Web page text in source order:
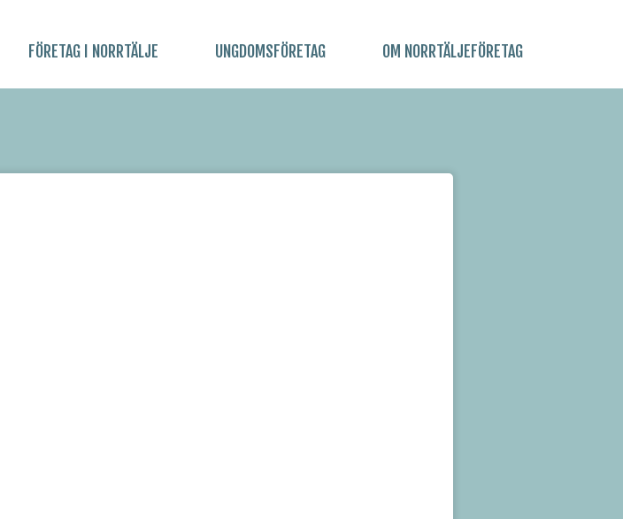
FÖRETAG I NORRTÄLJE UNGDOMSFÖRETAG OM NORRTÄLJEFÖRETAG